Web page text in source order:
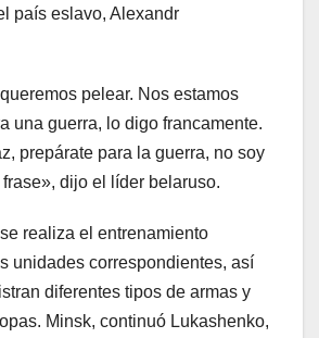
país eslavo, Alexandr
pelear. Nos estamos
una guerra, lo digo francamente.
prepárate para la guerra, no soy
dijo el líder belaruso.
realiza el entrenamiento
unidades correspondientes, así
diferentes tipos de armas y
Minsk, continuó Lukashenko,